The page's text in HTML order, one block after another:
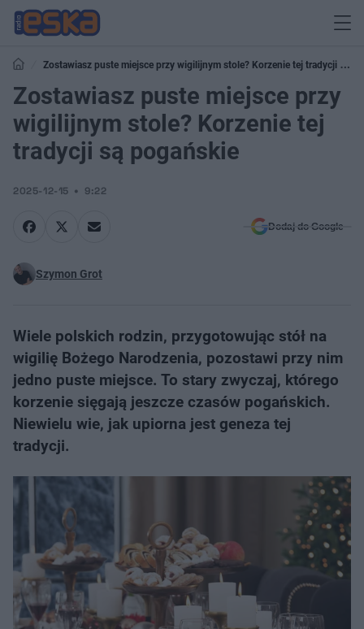
Zostawiasz puste miejsce przy wigilijnym stole? Korzenie tej tradycji są
pogańskie
Zostawiasz puste miejsce przy
wigilijnym stole? Korzenie tej
tradycji są pogańskie
2025-12-15 9:22
Dodaj do Google
Szymon Grot
Wiele polskich rodzin, przygotowując stół na
wigilię Bożego Narodzenia, pozostawi przy nim
jedno puste miejsce. To stary zwyczaj, którego
korzenie sięgają jeszcze czasów pogańskich.
Niewielu wie, jak upiorna jest geneza tej
tradycji.